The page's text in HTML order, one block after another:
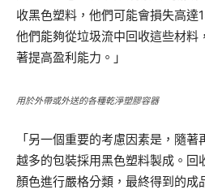
收黑色塑料，他們可能會損失高達
他們能夠從垃圾流中回收這些材料
著提高盈利能力。」
用於外帶或外送的各種乾淨塑膠容器
「另一個重要的考慮因素是，隨
越多的包裝採用黑色塑料製成。回
顏色進行嚴格分類，最終得到的成